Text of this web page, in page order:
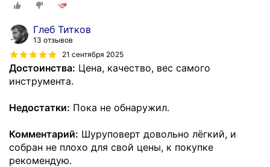
Глеб Титков
13 отзывов
21 сентября 2025
Достоинства: Цена, качество, вес самого
инструмента.
Недостатки: Пока не обнаружил.
Комментарий: Шуруповерт довольно лёгкий, и
собран не плохо для свой цены, к покупке
рекомендую.